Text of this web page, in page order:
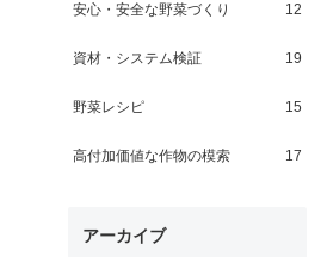
安心・安全な野菜づくり 12
資材・システム検証 19
野菜レシピ 15
高付加価値な作物の模索 17
アーカイブ